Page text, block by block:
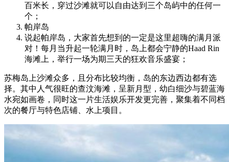
百米长，穿过沙滩就可以自由达到三个岛屿中的任何一
个；
帕岸岛
说起帕岸岛，大家首先想到的一定是这里超嗨的满月派
对！每月当升起一轮满月时，岛上都会宁静的Haad Rin
海滩上，举行一场为期三天的狂欢音乐盛宴；
苏梅岛上沙滩众多，且分布比较均衡，岛的东边西边都有选
择。其中人气很旺的查汶海滩，呈新月型，幼白细沙与碧蓝海
水宛如画卷，同时这一片生活娱乐开发更完善，聚集着不同档
次的餐厅与特色店铺、水上项目。